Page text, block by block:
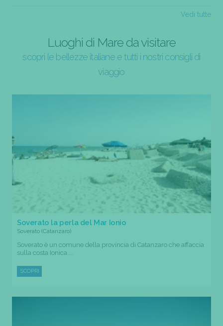
Vedi tutte
Luoghi di Mare da visitare
scopri le bellezze italiane e tutti i nostri consigli di
viaggio
Soverato la perla del Mar Ionio
Soverato (Catanzaro)
Soverato è un comune della provincia di Catanzaro che affaccia
sulla costa Ionica....
SCOPRI